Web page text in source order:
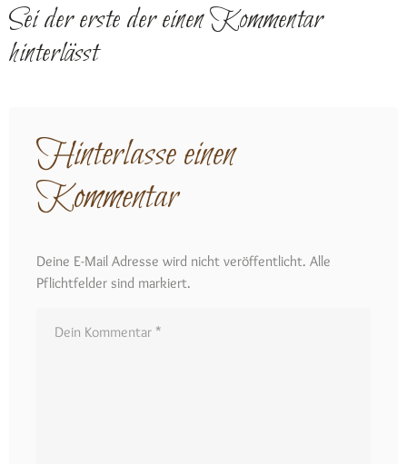
Sei der erste der einen Kommentar
hinterlässt
Hinterlasse einen
Kommentar
Deine E-Mail Adresse wird nicht veröffentlicht. Alle
Pflichtfelder sind markiert.